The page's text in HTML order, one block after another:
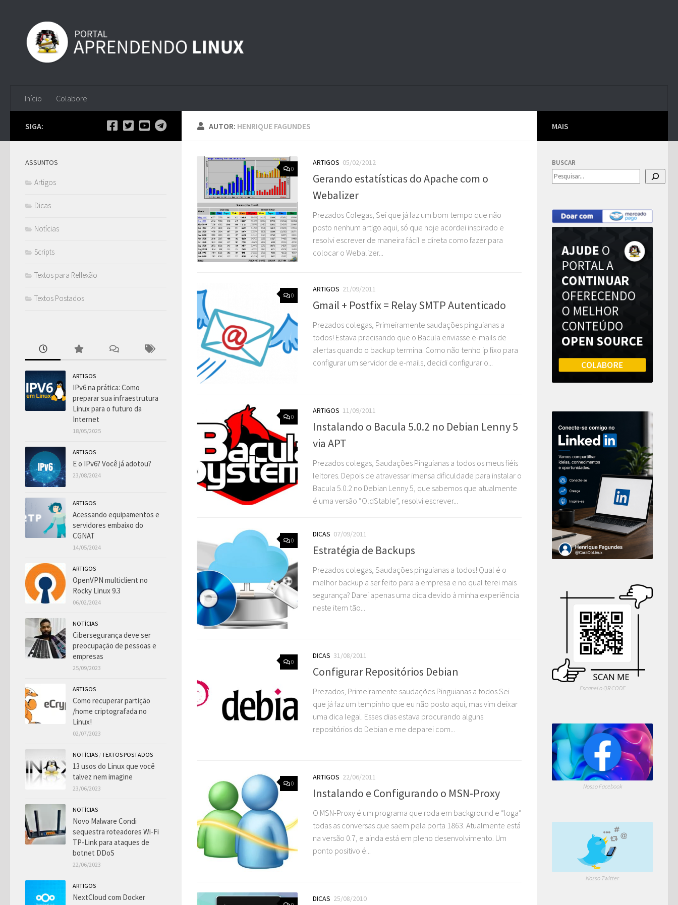
Início Colabore
AUTOR: HENRIQUE FAGUNDES
0
ARTIGOS 05/02/2012
Gerando estatísticas do Apache com o
Webalizer
Prezados Colegas, Sei que já faz um bom tempo que não
posto nenhum artigo aqui, só que hoje acordei inspirado e
resolvi escrever de maneira fácil e direta como fazer para
colocar o Webalizer...
0
ARTIGOS 21/09/2011
Gmail + Postfix = Relay SMTP Autenticado
Prezados colegas, Primeiramente saudações pinguianas a
todos! Estava precisando que o Bacula enviasse e-mails de
alertas quando o backup termina. Como não tenho ip fixo para
configurar um servidor de e-mails, decidi configurar o...
0
ARTIGOS 11/09/2011
Instalando o Bacula 5.0.2 no Debian Lenny 5
via APT
Prezados colegas, Saudações Pinguianas a todos os meus fiéis
leitores. Depois de atravessar imensa dificuldade para instalar o
Bacula 5.0.2 no Debian Lenny 5, que sabemos que atualmente
é uma versão “OldStable”, resolvi escrever...
0
DICAS 07/09/2011
Estratégia de Backups
Prezados colegas, Saudações pinguianas a todos! Qual é o
melhor backup a ser feito para a empresa e no qual terei mais
segurança? Darei apenas uma dica devido à minha experiência
neste item tão...
0
DICAS 31/08/2011
Configurar Repositórios Debian
Prezados, Primeiramente saudações Pinguianas a todos.Sei
que já faz um tempinho que eu não posto aqui, mas vim deixar
uma dica legal. Esses dias estava procurando alguns
repositórios do Debian e me deparei com...
0
ARTIGOS 22/06/2011
Instalando e Configurando o MSN-Proxy
O MSN-Proxy é um programa que roda em background e “loga”
todas as conversas que saem pela porta 1863. Atualmente está
na versão 0.7, e ainda está em pleno desenvolvimento. Um
ponto positivo é...
DICAS 25/08/2010
SIGA:
ASSUNTOS
Artigos
Dicas
Notícias
Scripts
Textos para Reflexão
Textos Postados
ARTIGOS
IPv6 na prática: Como
preparar sua infraestrutura
Linux para o futuro da
Internet
18/05/2025
ARTIGOS
E o IPv6? Você já adotou?
23/08/2024
ARTIGOS
Acessando equipamentos e
servidores embaixo do
CGNAT
14/05/2024
ARTIGOS
OpenVPN multiclient no
Rocky Linux 9.3
06/02/2024
NOTÍCIAS
Cibersegurança deve ser
preocupação de pessoas e
empresas
25/09/2023
ARTIGOS
Como recuperar partição
/home criptografada no
Linux!
02/07/2023
NOTÍCIAS /TEXTOS POSTADOS
13 usos do Linux que você
talvez nem imagine
23/06/2023
NOTÍCIAS
Novo Malware Condi
sequestra roteadores Wi-Fi
TP-Link para ataques de
botnet DDoS
22/06/2023
ARTIGOS
NextCloud com Docker
MAIS
BUSCAR
Escanei o QR CODE
Nosso Facebook
Nosso Twitter